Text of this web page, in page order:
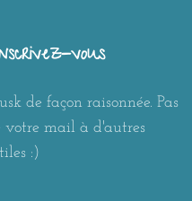
vous
de façon raisonnée. Pas
votre mail à d'autres
:)